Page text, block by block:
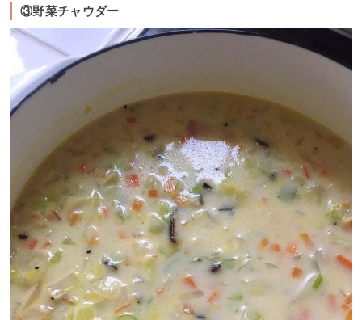
③野菜チャウダー